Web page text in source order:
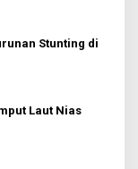
Stunting di
Laut Nias